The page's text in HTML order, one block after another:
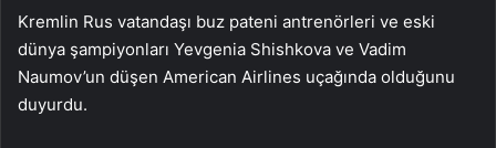
Kremlin Rus vatandaşı buz pateni antrenörleri ve eski
dünya şampiyonları Yevgenia Shishkova ve Vadim
Naumov’un düşen American Airlines uçağında olduğunu
duyurdu.